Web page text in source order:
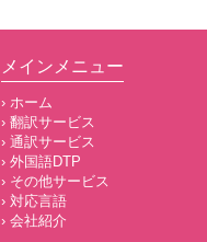
メインメニュー
› ホーム
› 翻訳サービス
› 通訳サービス
› 外国語DTP
› その他サービス
› 対応言語
› 会社紹介